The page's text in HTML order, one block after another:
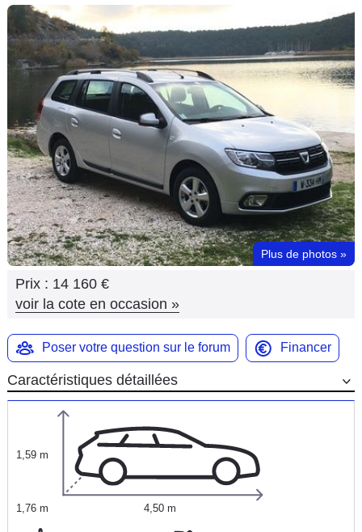
Electriques
Utilitaires
Flottes
Auto
Services
Forum
Moto
Marques
Plus de photos »
Prix : 14 160 €
voir la cote en occasion »
Poser votre question sur le forum Financer
Caractéristiques détaillées
1,59 m
1,76 m 4,50 m